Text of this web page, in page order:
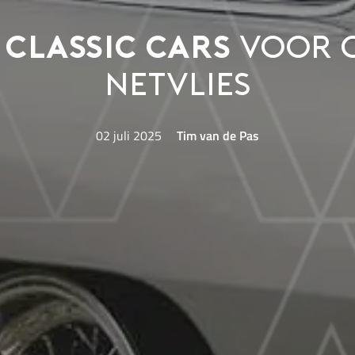
cars voor
netvlies
02 juli 2025 Tim van de Pas